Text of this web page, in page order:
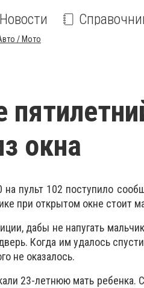
Новости
/ Мото
окна
пульт 102 поступило
при открытом окне стоит
дабы не напугать
Когда им удалось
не оказалось.
23-летнюю мать